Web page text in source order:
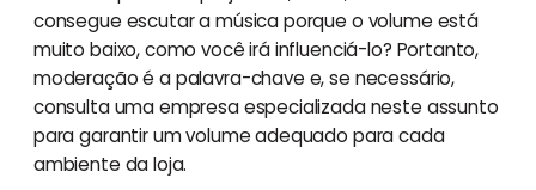
consegue escutar a música porque o volume está
muito baixo, como você irá influenciá-lo? Portanto,
moderação é a palavra-chave e, se necessário,
consulta uma empresa especializada neste assunto
para garantir um volume adequado para cada
ambiente da loja.